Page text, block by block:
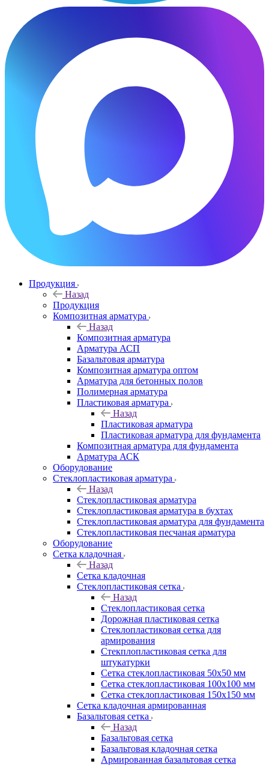
Продукция
Назад
Продукция
Композитная арматура
Назад
Композитная арматура
Арматура АСП
Базальтовая арматура
Композитная арматура оптом
Арматура для бетонных полов
Полимерная арматура
Пластиковая арматура
Назад
Пластиковая арматура
Пластиковая арматура для фундамента
Композитная арматура для фундамента
Арматура АСК
Оборудование
Cтеклопластиковая арматура
Назад
Cтеклопластиковая арматура
Стеклопластиковая арматура в бухтах
Стеклопластиковая арматура для фундамента
Стеклопластиковая песчаная арматура
Оборудование
Сетка кладочная
Назад
Сетка кладочная
Стеклопластиковая сетка
Назад
Стеклопластиковая сетка
Дорожная пластиковая сетка
Стеклопластиковая сетка для
армирования
Стекплопластиковая сетка для
штукатурки
Сетка стеклопластиковая 50x50 мм
Сетка стеклопластиковая 100x100 мм
Сетка стеклопластиковая 150x150 мм
Сетка кладочная армированная
Базальтовая сетка
Назад
Базальтовая сетка
Базальтовая кладочная сетка
Армированная базальтовая сетка